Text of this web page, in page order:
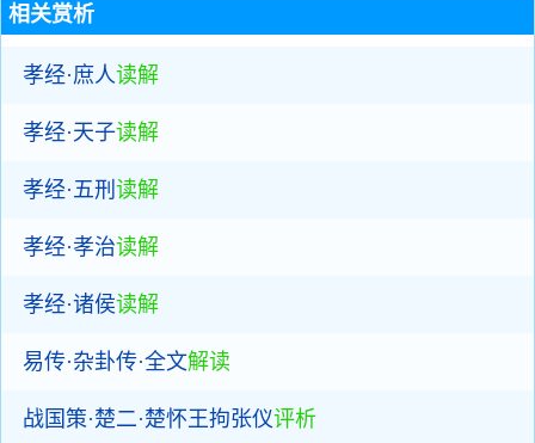
相关赏析
孝经·庶人读解
孝经·天子读解
孝经·五刑 读解
孝经·孝治读解
孝经·诸侯读解
易传·杂卦传·全文解读
战国策·楚二·楚怀王拘张仪评析